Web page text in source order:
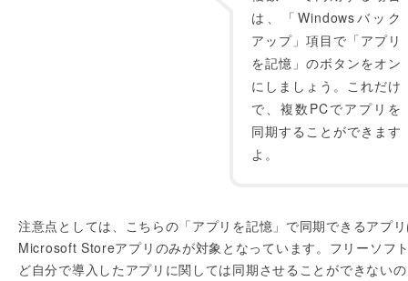
は、「Windowsバック
アップ」項目で「アプリ
を記憶」のボタンをオン
にしましょう。これだけ
で、複数PCでアプリを
同期することができます
よ。
注意点としては、こちらの「アプリを記憶」で同期できるアプ
Microsoft Storeアプリのみが対象となっています。フリーソフ
ど自分で導入したアプリに関しては同期させることができないの